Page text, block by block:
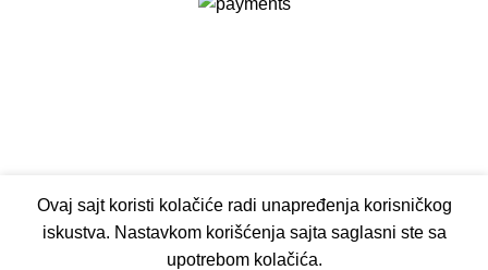
Ovaj sajt koristi kolačiće radi unapređenja korisničkog
iskustva. Nastavkom korišćenja sajta saglasni ste sa
upotrebom kolačića.